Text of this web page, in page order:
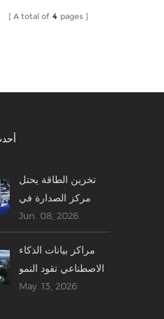
A total of 4 pages
تخزين الطاقة يحتل
مركز الصدارة في
مؤتمر SNEC 2026 -
----- الابتكارات،
عمليات الاندماج،
والتوقعات العالمية
Jun. 08, 2026
مراكز بيانات الذكاء
الاصطناعي تقود النمو
السريع في صناعة
May. 13, 2026